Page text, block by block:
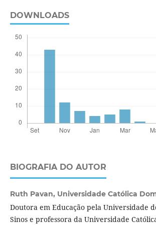
DOWNLOADS
BIOGRAFIA DO AUTOR
Ruth Pavan, Universidade Católica
Doutora em Educação pela Universidade
Sinos e professora da Universidade